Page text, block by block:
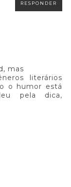
RESPONDER
mas
literários
o humor está
pela dica,